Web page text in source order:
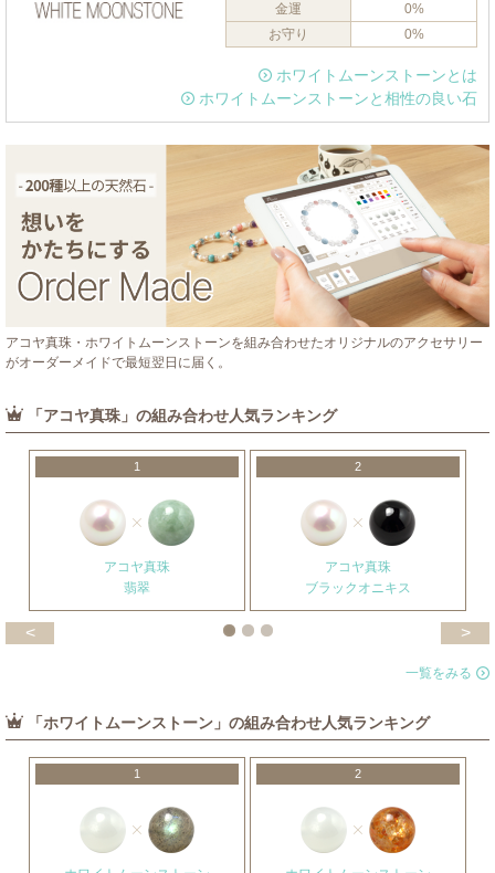
金運
0%
お守り
0%
ホワイトムーンストーンとは
ホワイトムーンストーンと相性の良い石
アコヤ真珠・ホワイトムーンストーンを組み合わせたオリジナルのアクセサリー
がオーダーメイドで最短翌日に届く。
「アコヤ真珠」の組み合わせ人気ランキング
1
アコヤ真珠
翡翠
2
アコヤ真珠
ブラックオニキス
< >
一覧をみる
「ホワイトムーンストーン」の組み合わせ人気ランキング
1 2